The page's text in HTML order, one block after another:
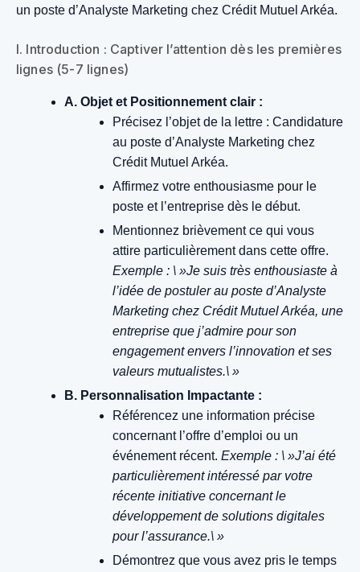
un poste d’Analyste Marketing chez Crédit Mutuel Arkéa.
I. Introduction : Captiver l’attention dès les premières
lignes (5-7 lignes)
A. Objet et Positionnement clair :
Précisez l’objet de la lettre : Candidature
au poste d’Analyste Marketing chez
Crédit Mutuel Arkéa.
Affirmez votre enthousiasme pour le
poste et l’entreprise dès le début.
Mentionnez brièvement ce qui vous
attire particulièrement dans cette offre.
Exemple : \ »Je suis très enthousiaste à
l’idée de postuler au poste d’Analyste
Marketing chez Crédit Mutuel Arkéa, une
entreprise que j’admire pour son
engagement envers l’innovation et ses
valeurs mutualistes.\ »
B. Personnalisation Impactante :
Référencez une information précise
concernant l’offre d’emploi ou un
événement récent. Exemple : \ »J’ai été
particulièrement intéressé par votre
récente initiative concernant le
développement de solutions digitales
pour l’assurance.\ »
Démontrez que vous avez pris le temps